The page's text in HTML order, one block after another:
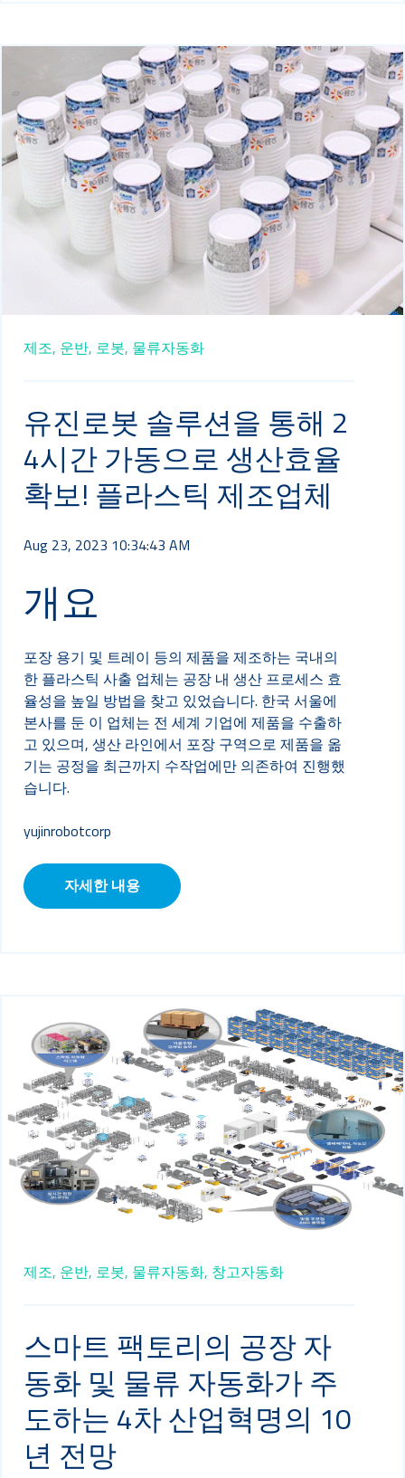
제조, 운반, 로봇, 물류자동화
유진로봇 솔루션을 통해 2
4시간 가동으로 생산효율
확보! 플라스틱 제조업체
Aug 23, 2023 10:34:43 AM
개요
포장 용기 및 트레이 등의 제품을 제조하는 국내의
한 플라스틱 사출 업체는 공장 내 생산 프로세스 효
율성을 높일 방법을 찾고 있었습니다. 한국 서울에
본사를 둔 이 업체는 전 세계 기업에 제품을 수출하
고 있으며, 생산 라인에서 포장 구역으로 제품을 옮
기는 공정을 최근까지 수작업에만 의존하여 진행했
습니다.
yujinrobotcorp
자세한 내용
제조, 운반, 로봇, 물류자동화, 창고자동화
스마트 팩토리의 공장 자
동화 및 물류 자동화가 주
도하는 4차 산업혁명의 10
년 전망